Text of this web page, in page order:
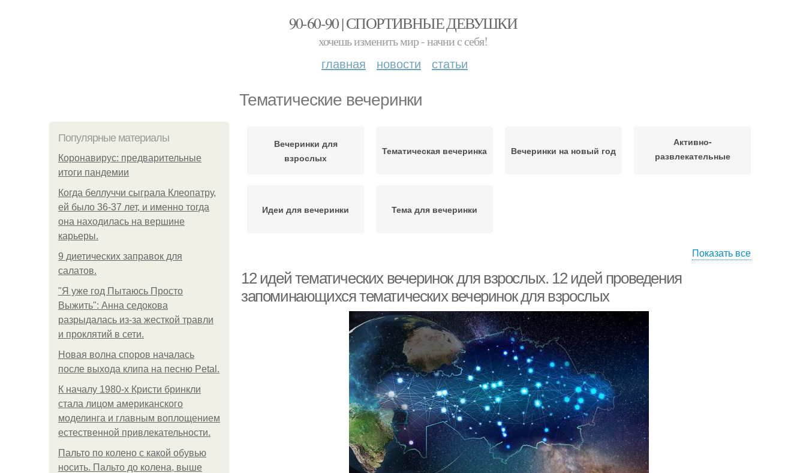
90-60-90 | СПОРТИВНЫЕ ДЕВУШКИ
хочешь изменить мир - начни с себя!
главная новости статьи
Тематические вечеринки
Популярные материалы
Коронавирус: предварительные
итоги пандемии
Когда беллуччи сыграла Клеопатру,
ей было 36-37 лет, и именно тогда
она находилась на вершине
карьеры.
9 диетических заправок для
салатов.
"Я уже год Пытаюсь Просто
Выжить": Анна седокова
разрыдалась из-за жесткой травли
и проклятий в сети.
Новая волна споров началась
после выхода клипа на песню Petal.
К началу 1980-х Кристи бринкли
стала лицом американского
моделинга и главным воплощением
естественной привлекательности.
Пальто по колено с какой обувью
носить. Пальто до колена, выше
Вечеринки для
взрослых
Тематическая вечеринка Вечеринки на новый год
Активно-
развлекательные
Идеи для вечеринки Тема для вечеринки
Показать все
12 идей тематических вечеринок для взрослых. 12 идей проведения
запоминающихся тематических вечеринок для взрослых